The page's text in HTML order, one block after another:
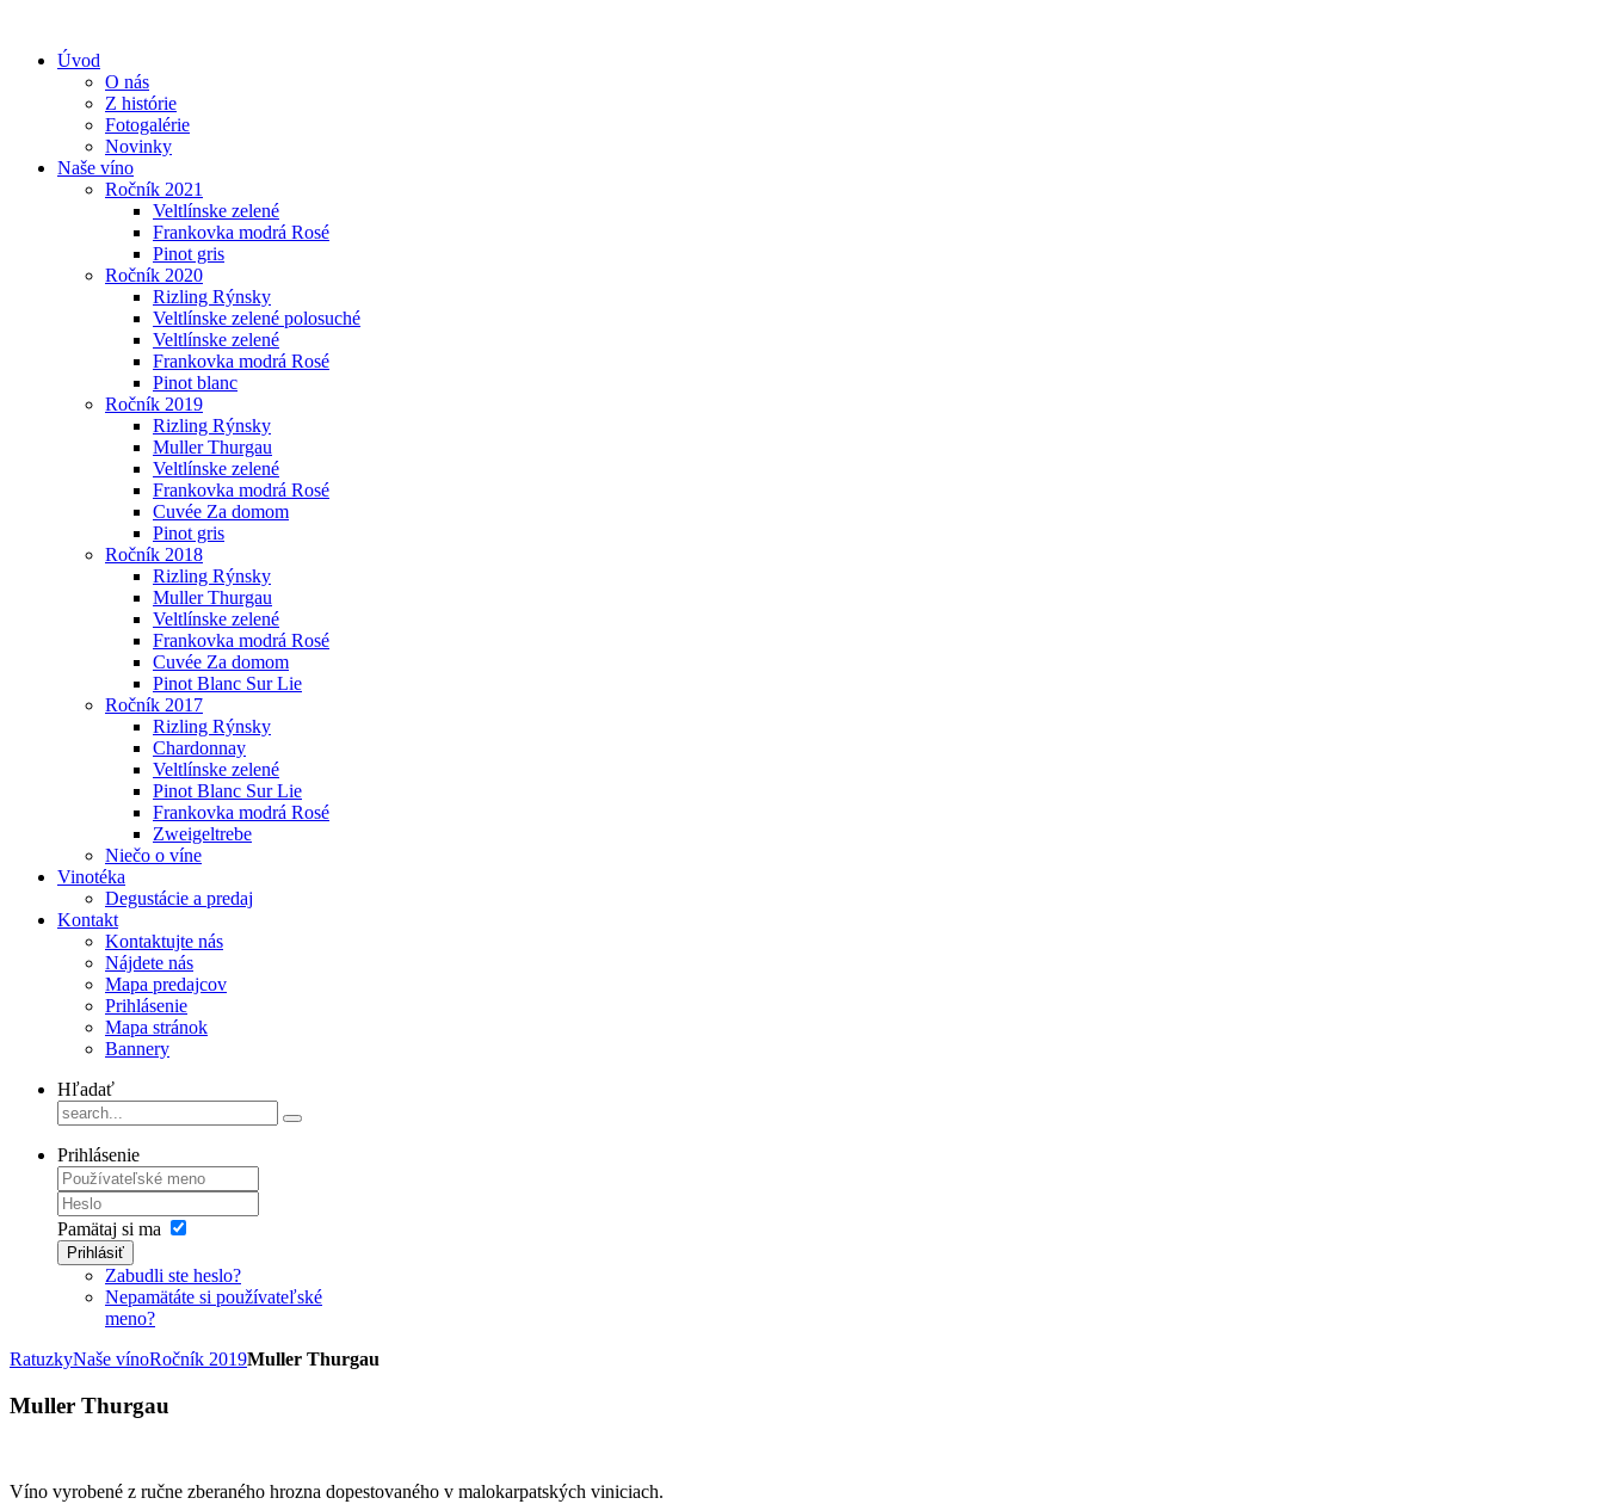
Úvod
O nás
Z histórie
Fotogalérie
Novinky
Naše víno
Ročník 2021
Veltlínske zelené
Frankovka modrá Rosé
Pinot gris
Ročník 2020
Rizling Rýnsky
Veltlínske zelené polosuché
Veltlínske zelené
Frankovka modrá Rosé
Pinot blanc
Ročník 2019
Rizling Rýnsky
Muller Thurgau
Veltlínske zelené
Frankovka modrá Rosé
Cuvée Za domom
Pinot gris
Ročník 2018
Rizling Rýnsky
Muller Thurgau
Veltlínske zelené
Frankovka modrá Rosé
Cuvée Za domom
Pinot Blanc Sur Lie
Ročník 2017
Rizling Rýnsky
Chardonnay
Veltlínske zelené
Pinot Blanc Sur Lie
Frankovka modrá Rosé
Zweigeltrebe
Niečo o víne
Vinotéka
Degustácie a predaj
Kontakt
Kontaktujte nás
Nájdete nás
Mapa predajcov
Prihlásenie
Mapa stránok
Bannery
Hľadať
Prihlásenie
Pamätaj si ma
Prihlásiť
Zabudli ste heslo?
Nepamätáte si používateľské
meno?
RatuzkyNaše vínoRočník 2019Muller Thurgau
Muller Thurgau
Víno vyrobené z ručne zberaného hrozna dopestovaného v malokarpatských viniciach.